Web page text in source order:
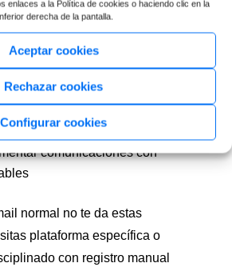
enlaces a la Política de cookies o haciendo clic en la
derecha de la pantalla.
Aceptar cookies
Rechazar cookies
Configurar cookies
Necesitas sistema que:
fecha de recepción
si se acerca plazo de acuse (día
comunicaciones con
normal no te da estas
plataforma específica o
con registro manual